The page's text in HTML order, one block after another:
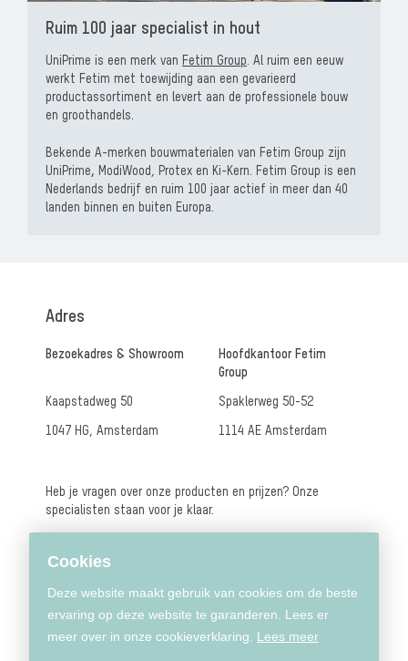
Cookies
Deze website maakt gebruik van cookies om de beste
ervaring op deze website te garanderen. Lees er
meer over in onze cookieverklaring. Lees meer
Ruim 100 jaar specialist in hout
UniPrime is een merk van Fetim Group. Al ruim een eeuw
werkt Fetim met toewijding aan een gevarieerd
productassortiment en levert aan de professionele bouw
en groothandels.
Bekende A-merken bouwmaterialen van Fetim Group zijn
UniPrime, ModiWood, Protex en Ki-Kern. Fetim Group is een
Nederlands bedrijf en ruim 100 jaar actief in meer dan 40
landen binnen en buiten Europa.
Adres
Bezoekadres & Showroom
Hoofdkantoor Fetim
Group
Kaapstadweg 50 Spaklerweg 50-52
1047 HG, Amsterdam 1114 AE Amsterdam
Heb je vragen over onze producten en prijzen? Onze
specialisten staan voor je klaar.
Neem contact op
Vind een verkooppunt